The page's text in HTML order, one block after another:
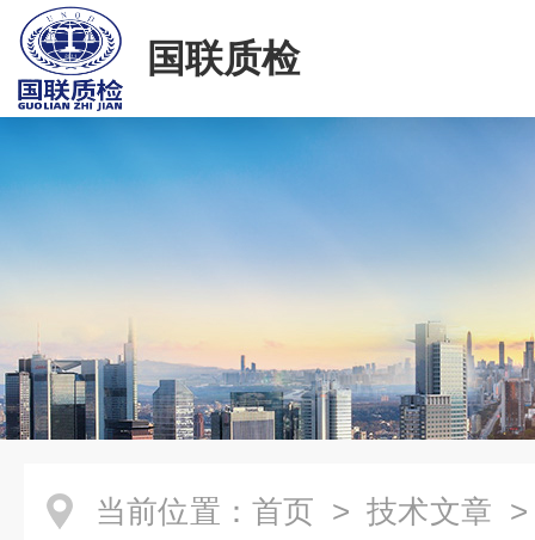
国联质检
当前位置： 首页 > 技术文章